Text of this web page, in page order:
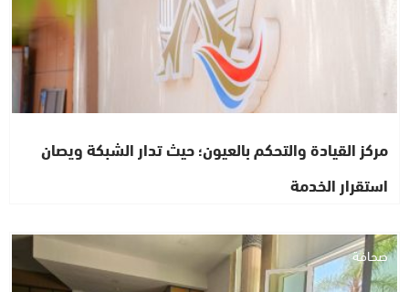
مركز القيادة والتحكم بالعيون؛ حيث تدار الشبكة ويصان
استقرار الخدمة
صحافة